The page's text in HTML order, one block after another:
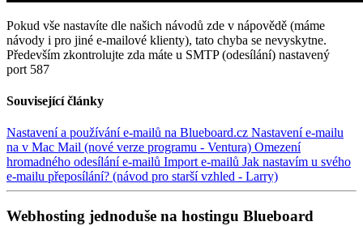
Pokud vše nastavíte dle našich návodů zde v nápovědě (máme
návody i pro jiné e-mailové klienty), tato chyba se nevyskytne.
Především zkontrolujte zda máte u SMTP (odesílání) nastavený
port 587
Související články
Nastavení a používání e-mailů na Blueboard.cz Nastavení e-mailu
na v Mac Mail (nové verze programu - Ventura) Omezení
hromadného odesílání e-mailů Import e-mailů Jak nastavím u svého
e-mailu přeposílání? (návod pro starší vzhled - Larry)
Webhosting jednoduše na hostingu Blueboard